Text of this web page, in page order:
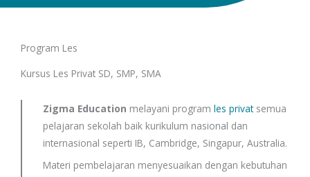
Program Les
Kursus Les Privat SD, SMP, SMA
Zigma Education melayani program les privatsemua
pelajaran sekolah baik kurikulum nasional dan
internasional seperti IB, Cambridge, Singapur, Australia.
Materi pembelajaran menyesuaikan dengan kebutuhan